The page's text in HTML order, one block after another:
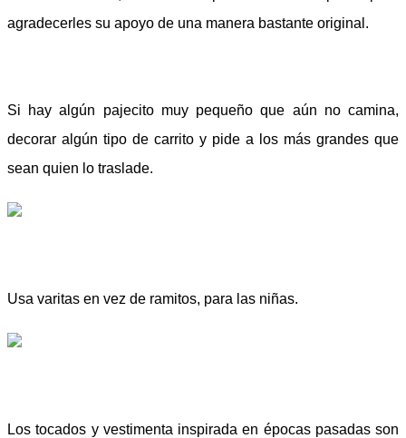
agradecerles su apoyo de una manera bastante original.
Si hay algún pajecito muy pequeño que aún no camina,
decorar algún tipo de carrito y pide a los más grandes que
sean quien lo traslade.
Usa varitas en vez de ramitos, para las niñas.
Los tocados y vestimenta inspirada en épocas pasadas son